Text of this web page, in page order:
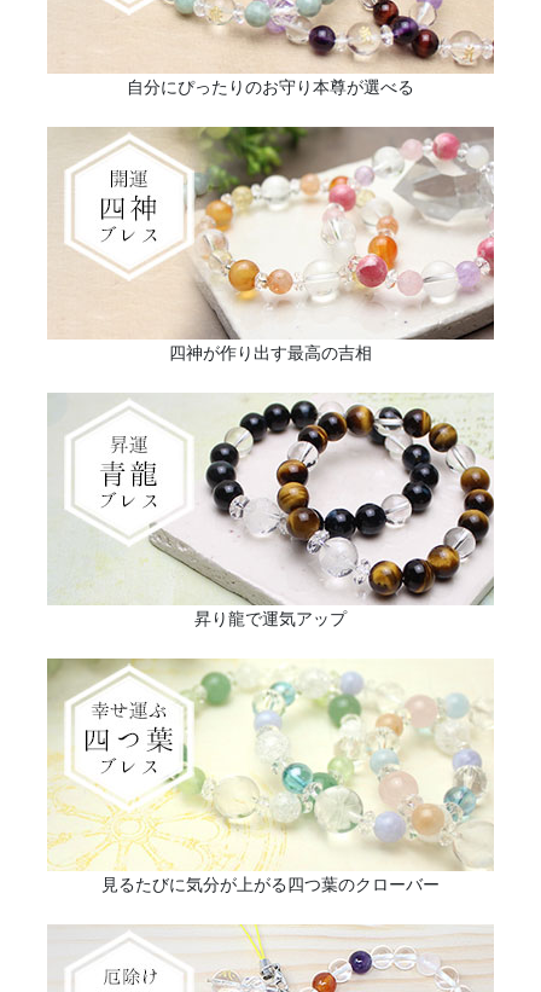
自分にぴったりのお守り本尊が選べる
四神が作り出す最高の吉相
昇り龍で運気アップ
見るたびに気分が上がる四つ葉のクローバー